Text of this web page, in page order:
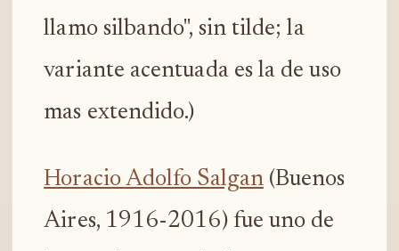
llamo silbando", sin tilde; la
variante acentuada es la de uso
mas extendido.)
Horacio Adolfo Salgan(Buenos
Aires, 1916-2016) fue uno de